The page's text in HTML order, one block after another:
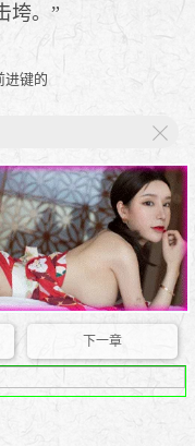
垮。”
进键的
下一章